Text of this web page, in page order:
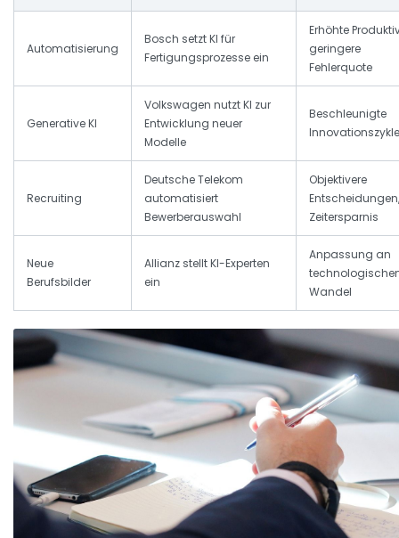
Automatisierung
Bosch setzt KI für
Fertigungsprozesse ein
Erhöhte
geringere
Fehlerquote
Generative KI
Volkswagen nutzt KI zur
Entwicklung neuer
Modelle
Beschleunigte
Recruiting
Deutsche Telekom
automatisiert
Bewerberauswahl
Objektivere
Entscheidungen,
Zeitersparnis
Neue
Berufsbilder
Allianz stellt KI-Experten
ein
Anpassung an
Wandel